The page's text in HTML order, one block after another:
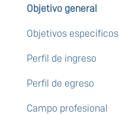
Objetivo general
Objetivos específicos
Perfil de ingreso
Perfil de egreso
Campo profesional